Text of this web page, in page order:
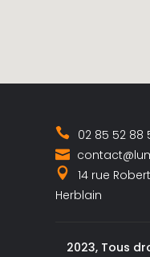
02 85 52 88
14 rue
Herblain
2023, Tous